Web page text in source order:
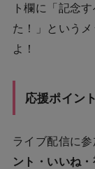
ト欄に「記念
た！」という
よ！
応援ポイント
ライブ配信に参
ント・いいね